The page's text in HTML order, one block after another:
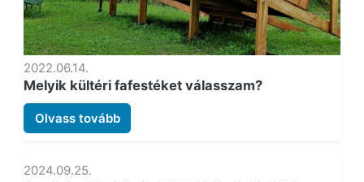
2022.06.14.
Melyik kültéri fafestéket válasszam?
Olvass tovább
2024.09.25.